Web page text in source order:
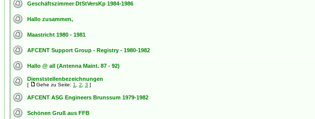
Geschäftszimmer DtStVersKp 1984-1986
Hallo zusammen,
Maastricht 1980 - 1981
AFCENT Support Group - Registry - 1980-1982
Hallo @ all (Antenna Maint. 87 - 92)
Dienststellenbezeichnungen
[ Gehe zu Seite: 1 2 3 ]
AFCENT ASG Engineers Brunssum 1979-1982
Schönen Gruß aus FFB